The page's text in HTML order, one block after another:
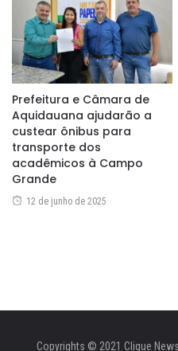
Prefeitura e Câmara de
Aquidauana ajudarão a
custear ônibus para
transporte dos
acadêmicos à Campo
Grande
12 de junho de 2025
Copyrights © 2021 Clique